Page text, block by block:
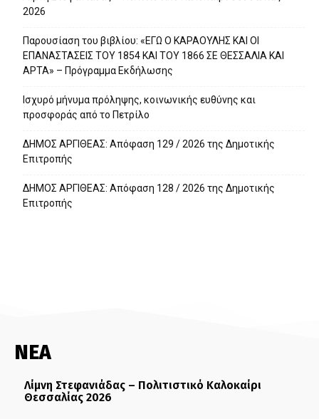
2026
Παρουσίαση του βιβλίου: «ΕΓΩ Ο ΚΑΡΑΟΥΛΗΣ ΚΑΙ ΟΙ
ΕΠΑΝΑΣΤΑΣΕΙΣ ΤΟΥ 1854 ΚΑΙ ΤΟΥ 1866 ΣΕ ΘΕΣΣΑΛΙΑ ΚΑΙ
ΑΡΤΑ» – Πρόγραμμα Εκδήλωσης
Ισχυρό μήνυμα πρόληψης, κοινωνικής ευθύνης και
προσφοράς από το Πετρίλο
ΔΗΜΟΣ ΑΡΓΙΘΕΑΣ: Απόφαση 129 / 2026 της Δημοτικής
Επιτροπής
ΔΗΜΟΣ ΑΡΓΙΘΕΑΣ: Απόφαση 128 / 2026 της Δημοτικής
Επιτροπής
ΝΕΑ
Λίμνη Στεφανιάδας – Πολιτιστικό Καλοκαίρι
Θεσσαλίας 2026